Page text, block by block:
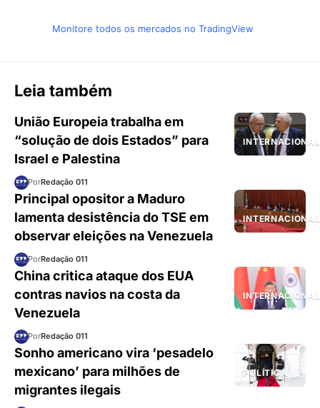
Monitore todos os mercados no TradingView
Leia também
INTERNACIONAL
União Europeia trabalha em
“solução de dois Estados” para
Israel e Palestina
PorRedação 011
INTERNACIONAL
Principal opositor a Maduro
lamenta desistência do TSE em
observar eleições na Venezuela
PorRedação 011
INTERNACIONAL
China critica ataque dos EUA
contras navios na costa da
Venezuela
PorRedação 011
POLÍTICA
Sonho americano vira ‘pesadelo
mexicano’ para milhões de
migrantes ilegais